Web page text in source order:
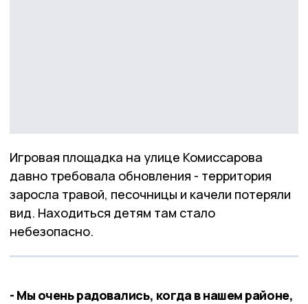
Игровая площадка на улице Комиссарова
давно требовала обновления - территория
заросла травой, песочницы и качели потеряли
вид. Находиться детям там стало
небезопасно.
- Мы очень радовались, когда в нашем районе,